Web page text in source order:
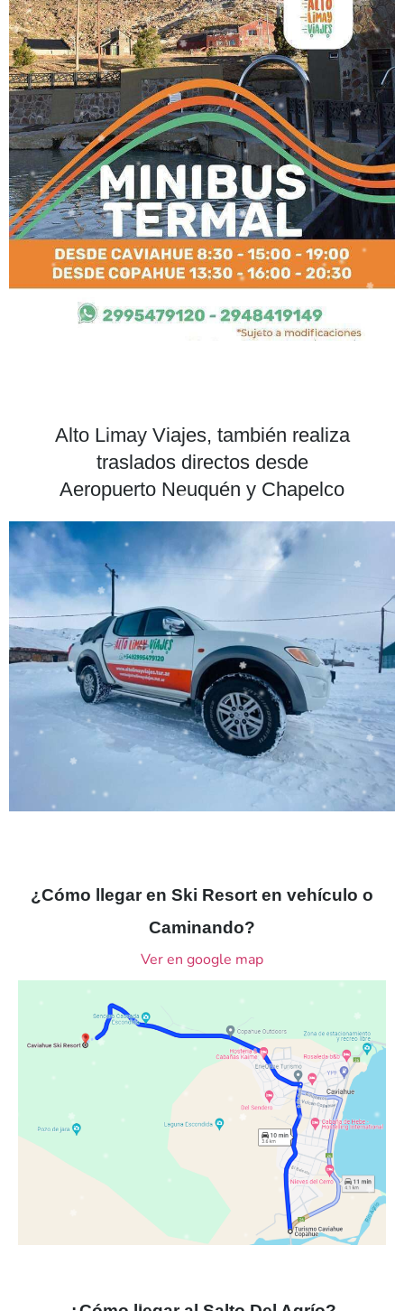
Alto Limay Viajes, también realiza
traslados directos desde
Aeropuerto Neuquén y Chapelco
¿Cómo llegar en Ski Resort en vehículo o
Caminando?
Ver en google map